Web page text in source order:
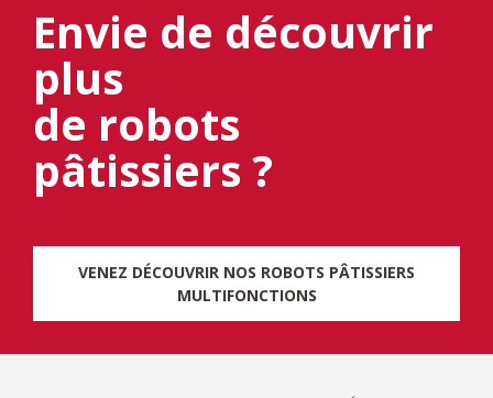
Envie de découvrir
plus
de robots
pâtissiers ?
VENEZ DÉCOUVRIR NOS ROBOTS PÂTISSIERS
MULTIFONCTIONS